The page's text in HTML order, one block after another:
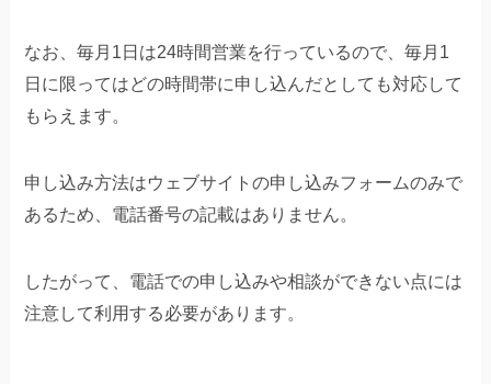
なお、毎月1日は24時間営業を行っているので、毎月1
日に限ってはどの時間帯に申し込んだとしても対応して
もらえます。
申し込み方法はウェブサイトの申し込みフォームのみで
あるため、電話番号の記載はありません。
したがって、電話での申し込みや相談ができない点には
注意して利用する必要があります。